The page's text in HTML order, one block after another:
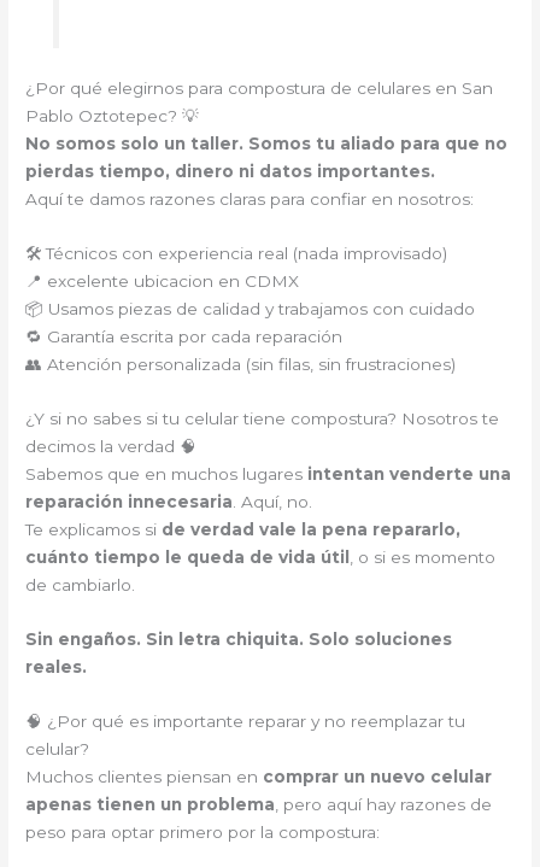
¿Por qué elegirnos para compostura de celulares en San
Pablo Oztotepec? 💡
No somos solo un taller. Somos tu aliado para que no
pierdas tiempo, dinero ni datos importantes.
Aquí te damos razones claras para confiar en nosotros:
🛠️ Técnicos con experiencia real (nada improvisado)
📍 excelente ubicacion en CDMX
📦 Usamos piezas de calidad y trabajamos con cuidado
🔁 Garantía escrita por cada reparación
👥 Atención personalizada (sin filas, sin frustraciones)
¿Y si no sabes si tu celular tiene compostura? Nosotros te
decimos la verdad 🧠
Sabemos que en muchos lugares intentan venderte una
reparación innecesaria . Aquí, no.
Te explicamos si de verdad vale la pena repararlo,
cuánto tiempo le queda de vida útil
, o si es momento
de cambiarlo.
Sin engaños. Sin letra chiquita. Solo soluciones
reales.
🧠 ¿Por qué es importante reparar y no reemplazar tu
celular?
Muchos clientes piensan en comprar un nuevo celular
apenas tienen un problema , pero aquí hay razones de
peso para optar primero por la compostura: